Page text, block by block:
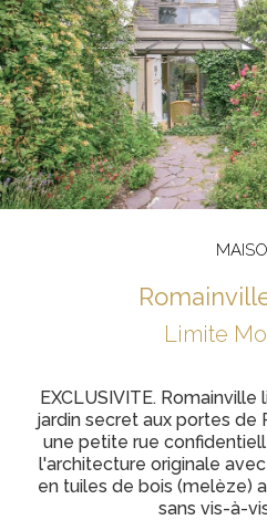
Limite
EXCLUSIVITE.
jardin secret aux portes de
une petite rue
l'architecture originale
en tuiles de bois (melèze)
sans vis-à-